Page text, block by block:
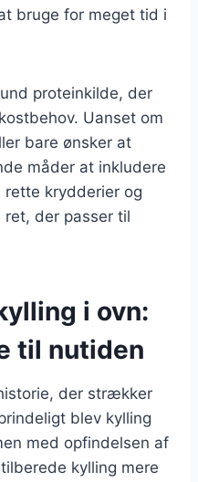
bruge for meget tid i
proteinkilde, der
Uanset om
bare ønsker at
måder at inkludere
krydderier og
der passer til
i ovn:
til nutiden
der strækker
blev kylling
med opfindelsen af
kylling mere